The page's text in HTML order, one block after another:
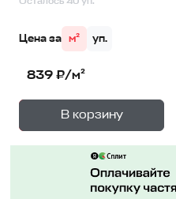
Цена за м² уп.
839 ₽/м²
В корзину
— 1уп.